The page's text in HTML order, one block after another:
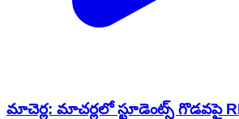
మాచెర్ల: మాచర్లలో స్టూడెంట్స్ గొడవపై